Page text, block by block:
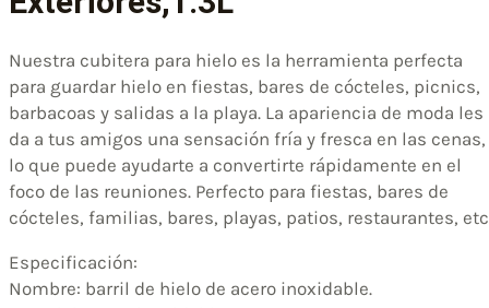
Nuestra cubitera para hielo es la herramienta perfecta
para guardar hielo en fiestas, bares de cócteles, picnics,
barbacoas y salidas a la playa. La apariencia de moda les
da a tus amigos una sensación fría y fresca en las cenas,
lo que puede ayudarte a convertirte rápidamente en el
foco de las reuniones. Perfecto para fiestas, bares de
cócteles, familias, bares, playas, patios, restaurantes,
Especificación:
Nombre: barril de hielo de acero inoxidable.